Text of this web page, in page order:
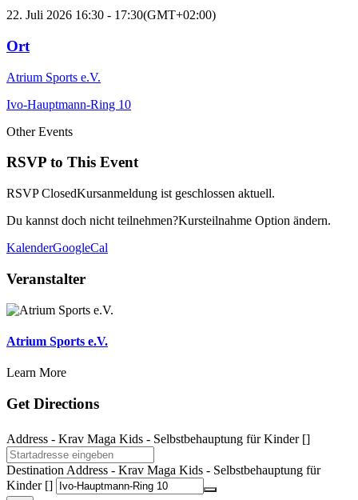
22. Juli 2026 16:30 - 17:30(GMT+02:00)
Ort
Atrium Sports e.V.
Ivo-Hauptmann-Ring 10
Other Events
RSVP to This Event
RSVP ClosedKursanmeldung ist geschlossen aktuell.
Du kannst doch nicht teilnehmen?Kursteilnahme Option ändern.
KalenderGoogleCal
Veranstalter
Atrium Sports e.V.
Learn More
Get Directions
Address - Krav Maga Kids - Selbstbehauptung für Kinder []
Destination Address - Krav Maga Kids - Selbstbehauptung für
Kinder []